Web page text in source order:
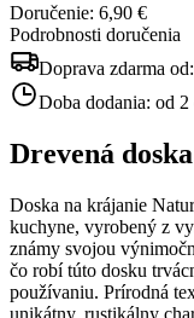
Doručenie: 6,90 €
Podrobnosti doručenia
Doprava zdarma od:
Doba dodania: od 2
Drevená
Doska na krájanie
kuchyne, vyrobený z
známy svojou
čo robí túto dosku
používaniu. Prírodná
unikátny, rustikálny